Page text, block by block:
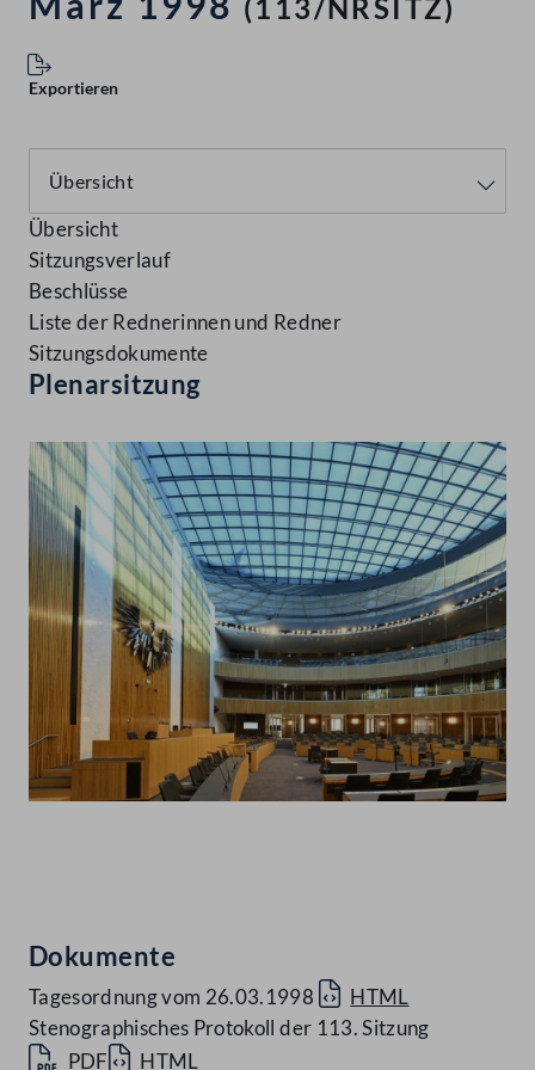
(113/NRSITZ)
Exportieren
Übersicht
Sitzungsverlauf
Beschlüsse
Liste der Rednerinnen und Redner
Sitzungsdokumente
Plenarsitzung
Dokumente
Tagesordnung vom 26.03.1998
HTML
Stenographisches Protokoll der 113. Sitzung
PDF
HTML